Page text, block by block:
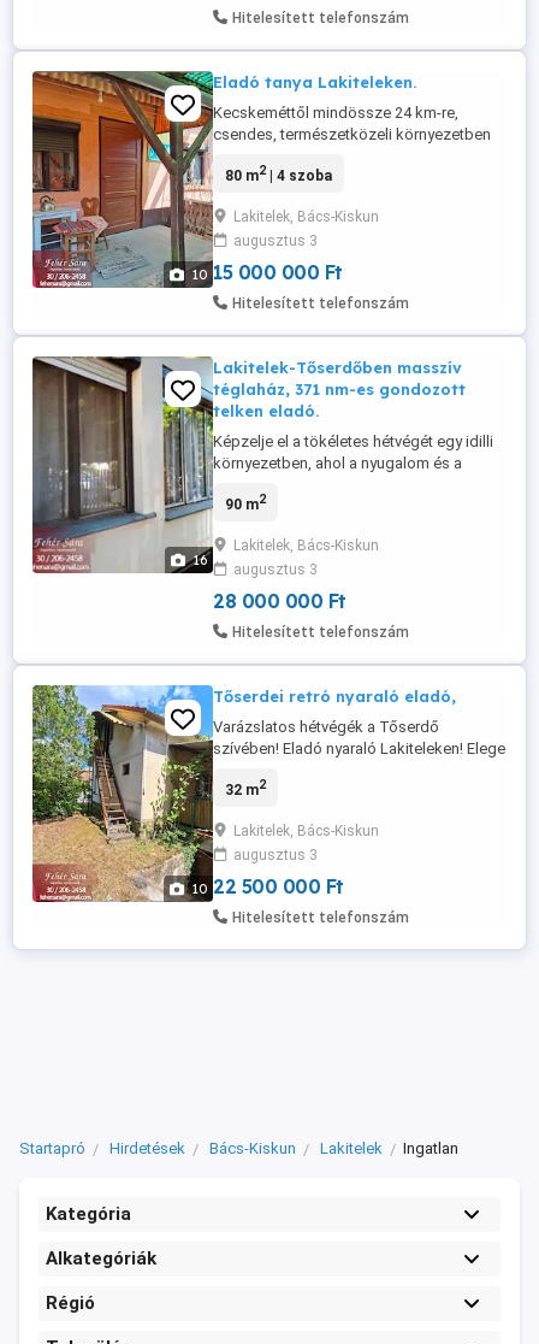
Hitelesített telefonszám
10
Eladó tanya Lakiteleken.
Kecskeméttől mindössze 24 km-re,
csendes, természetközeli környezetben
fekvő tanya. Az ingatlan különlegessége,
épület (35nm,45nm) található, így kiváló
választás nagycsaládosoknak vagy akár
vendégház kialakítására is. A ...
80 m2| 4 szoba
Lakitelek, Bács-Kiskun
augusztus 3
15 000 000 Ft
Hitelesített telefonszám
16
Lakitelek-Tőserdőben masszív
téglaház, 371 nm-es gondozott
telken eladó.
Képzelje el a tökéletes hétvégét egy idilli
környezetben, ahol a nyugalom és a
karbantartott hétvégi ház 371nm
üdülőövezetében várja az új gazdáit. A
Holt-Tisza közelsége, a festői táj és a
friss levegő ideális választás
90 m2
Lakitelek, Bács-Kiskun
augusztus 3
28 000 000 Ft
Hitelesített telefonszám
10
Tőserdei retró nyaraló eladó,
Varázslatos hétvégék a Tőserdő
szívében! Eladó nyaraló Lakiteleken! Elege
reggelente a természet közelségére
menedéket Lakitelek-Tőserdő frekventált
üdülőövezetében. Ez a retró nyaraló
ideális választás családoknak,
32 m2
Lakitelek, Bács-Kiskun
augusztus 3
22 500 000 Ft
Hitelesített telefonszám
Startapró Hirdetések Bács-Kiskun Lakitelek Ingatlan
Kategória
Alkategóriák
Régió